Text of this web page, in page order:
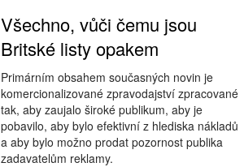
Všechno, vůči čemu jsou
Britské listy opakem
Primárním obsahem současných novin je
komercionalizované zpravodajství zpracované
tak, aby zaujalo široké publikum, aby je
pobavilo, aby bylo efektivní z hlediska nákladů
a aby bylo možno prodat pozornost publika
zadavatelům reklamy.